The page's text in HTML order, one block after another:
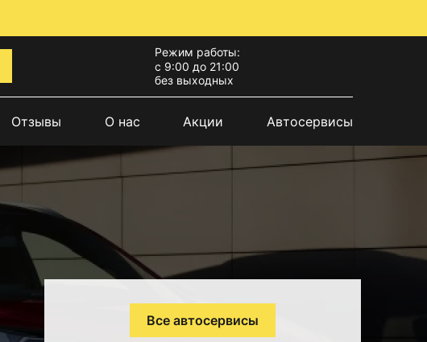
Режим работы:
с 9:00 до 21:00
без выходных
Отзывы О нас Акции Автосервисы
Все автосервисы